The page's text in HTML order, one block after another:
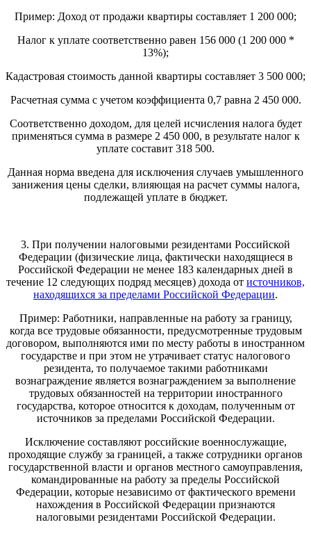
Пример: Доход от продажи квартиры составляет 1 200 000;
Налог к уплате соответственно равен 156 000 (1 200 000 *
13%);
Кадастровая стоимость данной квартиры составляет 3 500 000;
Расчетная сумма с учетом коэффициента 0,7 равна 2 450 000.
Соответственно доходом, для целей исчисления налога будет
применяться сумма в размере 2 450 000, в результате налог к
уплате составит 318 500.
Данная норма введена для исключения случаев умышленного
занижения цены сделки, влияющая на расчет суммы налога,
подлежащей уплате в бюджет.
3. При получении налоговыми резидентами Российской
Федерации (физические лица, фактически находящиеся в
Российской Федерации не менее 183 календарных дней в
течение 12 следующих подряд месяцев) дохода от источников,
находящихся за пределами Российской Федерации.
Пример: Работники, направленные на работу за границу,
когда все трудовые обязанности, предусмотренные трудовым
договором, выполняются ими по месту работы в иностранном
государстве и при этом не утрачивает статус налогового
резидента, то получаемое такими работниками
вознаграждение является вознаграждением за выполнение
трудовых обязанностей на территории иностранного
государства, которое относится к доходам, полученным от
источников за пределами Российской Федерации.
Исключение составляют российские военнослужащие,
проходящие службу за границей, а также сотрудники органов
государственной власти и органов местного самоуправления,
командированные на работу за пределы Российской
Федерации, которые независимо от фактического времени
нахождения в Российской Федерации признаются
налоговыми резидентами Российской Федерации.